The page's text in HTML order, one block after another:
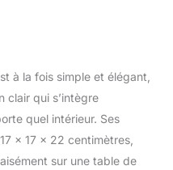
contrôler
simplement en
Un grand réservoir
d'eau de 400 ml
permet jusqu'à 12
à la fois simple et élégant,
clair qui s’intègre
quel intérieur. Ses
x 17 x 22 centimètres,
sur une table de